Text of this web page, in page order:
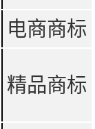
电商商标
精品商标